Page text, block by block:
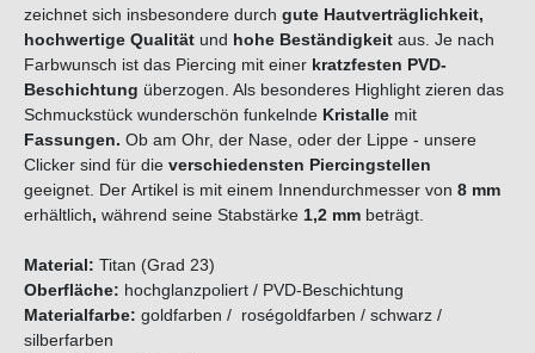
zeichnet sich insbesondere durch gute Hautverträglichkeit,
hochwertige Qualität und hohe Beständigkeit aus. Je nach
Farbwunsch ist das Piercing mit einer kratzfesten PVD-
Beschichtung überzogen. Als besonderes Highlight zieren das
Schmuckstück wunderschön funkelnde Kristalle mit
Fassungen. Ob am Ohr, der Nase, oder der Lippe - unsere
Clicker sind für die verschiedensten Piercingstellen
geeignet. Der Artikel is mit einem Innendurchmesser von 8 mm
erhältlich, während seine Stabstärke 1,2 mm beträgt.
Material: Titan (Grad 23)
Oberfläche: hochglanzpoliert / PVD-Beschichtung
Materialfarbe: goldfarben / roségoldfarben / schwarz /
silberfarben